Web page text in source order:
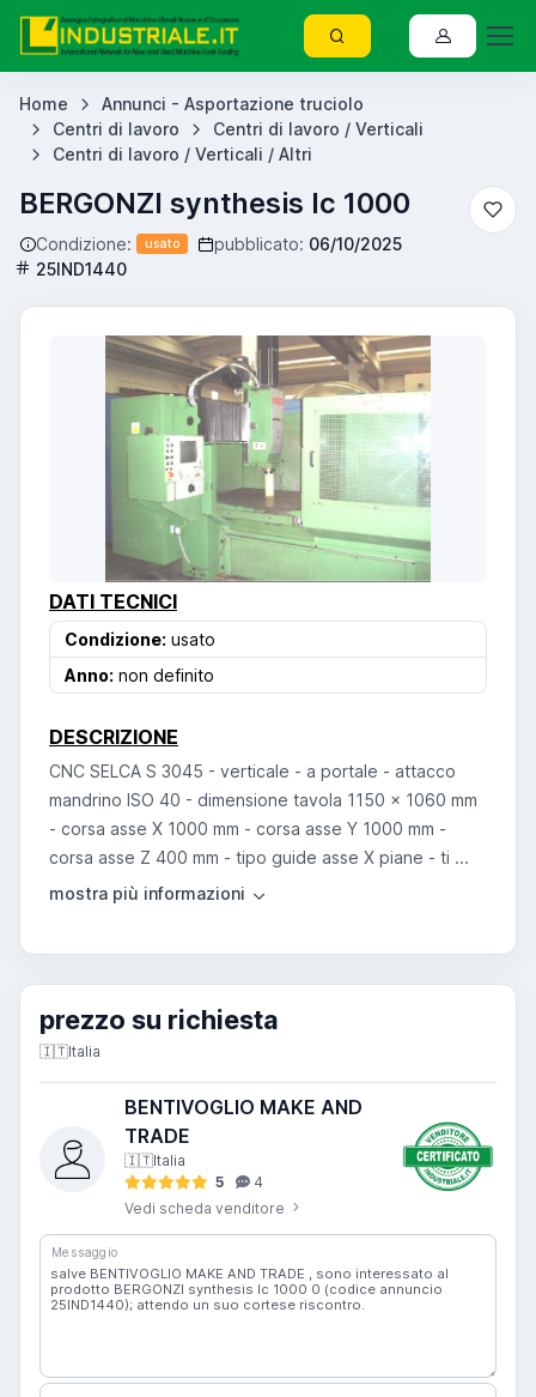
Home
Annunci - Asportazione truciolo
Centri di lavoro
Centri di lavoro / Verticali
Centri di lavoro / Verticali / Altri
BERGONZI synthesis lc 1000
Condizione: usato pubblicato: 06/10/2025
25IND1440
DATI TECNICI
Condizione: usato
Anno: non definito
DESCRIZIONE
CNC SELCA S 3045 - verticale - a portale - attacco
mandrino ISO 40 - dimensione tavola 1150 x 1060 mm
- corsa asse X 1000 mm - corsa asse Y 1000 mm -
corsa asse Z 400 mm - tipo guide asse X piane - ti ...
prezzo su richiesta
🇮🇹Italia
BENTIVOGLIO MAKE AND
TRADE
🇮🇹Italia
5
4
Vedi scheda venditore
Messaggio